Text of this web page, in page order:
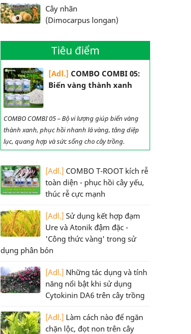
Cây nhãn
(Dimocarpus longan)
Tiêu điểm
[Adl.] COMBO COMBI 05:
Biến vàng thành xanh
COMBO COMBI 05 – Bộ vi lượng giúp biến vàng
thành xanh, phục hồi nhanh lá vàng, tăng diệp
lục, quang hợp và sức sống cho cây trồng.
[Adl.] COMBO T-ROOT kích rễ
toàn diện - phục hồi cây yếu,
thúc rễ cực mạnh
[Adl.] Sử dụng kết hợp đạm
Ure và Atonik đậm đặc -
'Công thức vàng' trong sử
dụng phân bón
[Adl.] Những tác dụng và tính
năng nổi bật khi sử dụng
Cytokinin DA6 trên cây trồng
[Adl.] Làm cách nào để ngăn
chặn lộc, đọt non trên cây